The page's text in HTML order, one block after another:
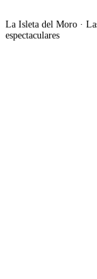
La Isleta del Moro ·
espectaculares